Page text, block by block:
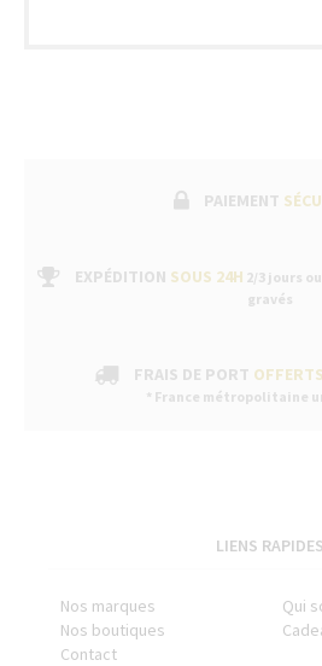
PAIEMENT
EXPÉDITION SOUS 24H 2/3 jours
gravés
FRAIS DE PORT
* France métropolitaine
LIENS RAPIDES
Nos marques
Qui
Nos boutiques
Contact